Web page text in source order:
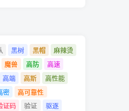
黑树 黑帽
麻辣烫
魔兽 高防
高速
高端 高斯
高性能
密
高可靠性
证码 验证
驱逐